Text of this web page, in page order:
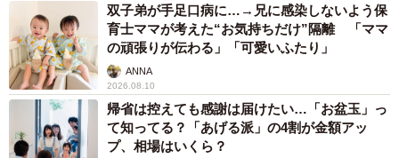
双子弟が手足口病に…→兄に感染しないよう保
育士ママが考えた“お気持ちだけ”隔離 「ママ
の頑張りが伝わる」「可愛いふたり」
ANNA
2026.08.10
帰省は控えても感謝は届けたい…「お盆玉」っ
て知ってる？「あげる派」の4割が金額アッ
プ、相場はいくら？